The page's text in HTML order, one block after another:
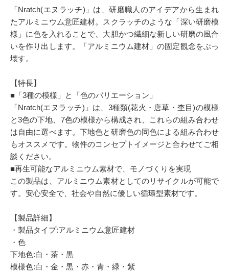
Q＆A 販売・施工代理店募集
お気に入り
「Nratch(エヌラッチ)」は、研磨職人のアイデアから生まれ
たアルミニウム意匠建材。スクラッチのような「深い研磨模
様」に色を入れることで、大胆かつ繊細な新しい研磨の風合
いを作り出します。「アルミニウム建材」の固定観念をぶっ
壊す。
【特長】
■「3種の模様」と「色のバリエーション」
「Nratch(エヌラッチ)」は、3種類(花火・唐草・杢目)の模様
と3色の下地、7色の模様から構成され、これらの組み合わせ
は自由に選べます。下地色と研磨色の同色による組み合わせ
もオススメです。物件のコンセプトイメージと合わせてご相
談ください。
■再生可能なアルミニウム素材で、モノづくりを実現
この製品は、アルミニウム素材としてのリサイクルが可能で
す。安心安全で、社会や自然に優しい循環型素材です。
【製品詳細】
・製品タイプ:アルミニウム意匠建材
・色
下地色:白・茶・黒
模様色:白・金・黒・赤・青・緑・紫